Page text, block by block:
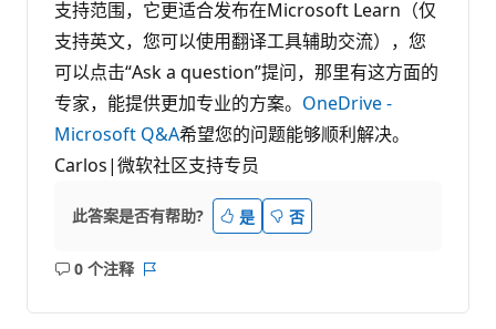
支持范围，它更适合发布在Microsoft Learn（仅
支持英文，您可以使用翻译工具辅助交流），您
可以点击“Ask a question”提问，那里有这方面的
专家，能提供更加专业的方案。 OneDrive -
Microsoft Q&A希望您的问题能够顺利解决。
Carlos|微软社区支持专员
此答案是否有帮助? 是 否
0 个注释
无
报